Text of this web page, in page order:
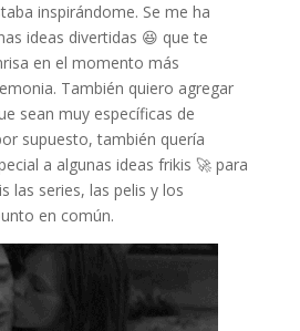
inspirándome. Se me ha
ideas divertidas 😆 que te
en el momento más
También quiero agregar
sean muy específicas de
supuesto, también quería
a algunas ideas frikis 🚀 para
las series, las pelis y los
en común.